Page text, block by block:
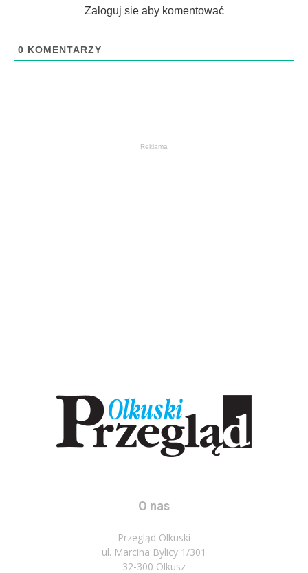
Zaloguj sie aby komentować
0 KOMENTARZY
Reklama
O nas
Przegląd Olkuski
ul. Marcina Bylicy 1/301
32-300 Olkusz